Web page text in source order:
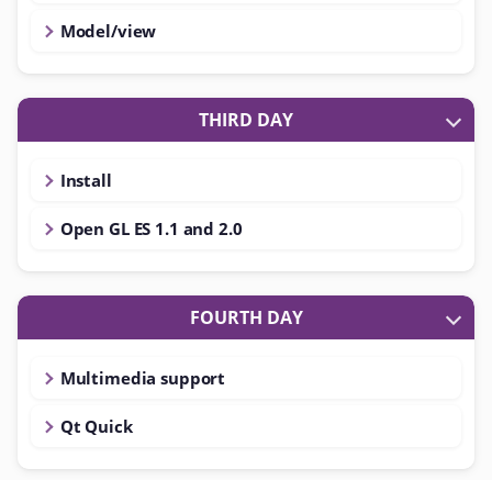
Model/view
THIRD DAY
Install
Open GL ES 1.1 and 2.0
FOURTH DAY
Multimedia support
Qt Quick